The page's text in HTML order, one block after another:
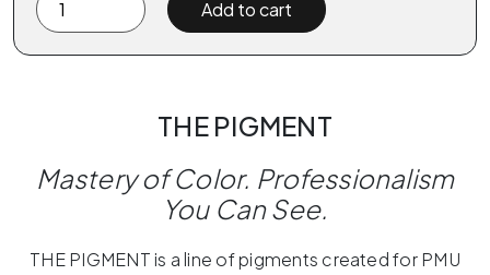
Pigment
x
15ml
quantity
Add to cart
THE PIGMENT
Mastery of Color. Professionalism
You Can See.
THE PIGMENT is a line of pigments created for PMU